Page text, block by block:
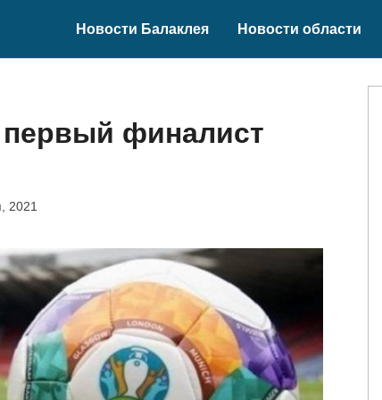
Новости Балаклея Новости области
первый финалист
2021